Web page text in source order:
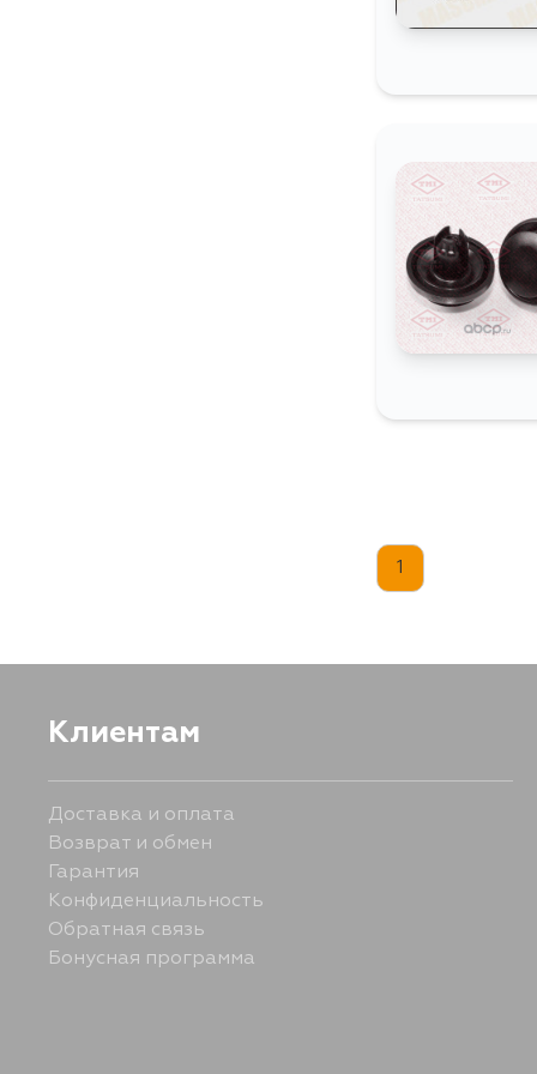
1
Клиентам
Доставка и оплата
Возврат и обмен
Гарантия
Конфиденциальность
Обратная связь
Бонусная программа